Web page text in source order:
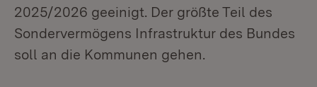
2025/2026 geeinigt. Der größte Teil des
Sondervermögens Infrastruktur des Bundes
soll an die Kommunen gehen.